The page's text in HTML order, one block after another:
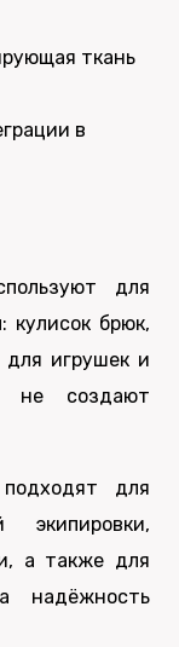
ткань
в
для
кулисок брюк,
для игрушек и
не создают
для
а также для
надёжность